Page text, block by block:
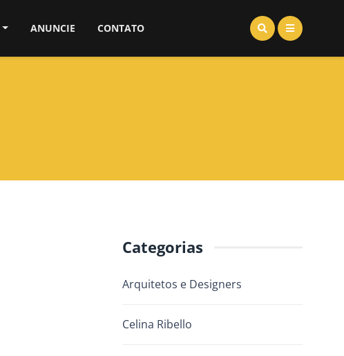
ANUNCIE CONTATO
Categorias
Arquitetos e Designers
Celina Ribello